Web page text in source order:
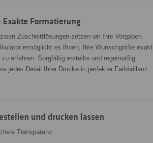
Exakte Formatierung
Zuschnittlösungen setzen wir Ihre Vorgaben
ermöglicht es Ihnen, Ihre Wunschgröße exakt
erfahren. Sorgfältig erstellte und regelmäßig
jedes Detail Ihrer Drucke in perfekter Farbbrillanz
und drucken lassen
Transparenz: